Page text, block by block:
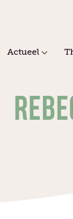
Actueel